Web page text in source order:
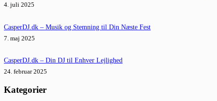
4. juli 2025
CasperDJ.dk – Musik og Stemning til Din Næste Fest
7. maj 2025
CasperDJ.dk – Din DJ til Enhver Lejlighed
24. februar 2025
Kategorier